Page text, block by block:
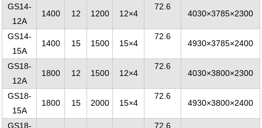
GS14-
12A
1400 12 1200 12×4
72.6
4030×3785×2300
GS14-
15A
1400 15 1500 15×4
72.6
4930×3785×2400
GS18-
12A
1800 12 1500 12×4
72.6
4030×3800×2300
GS18-
15A
1800 15 2000 15×4
72.6
4930×3800×2400
GS18-
72.6